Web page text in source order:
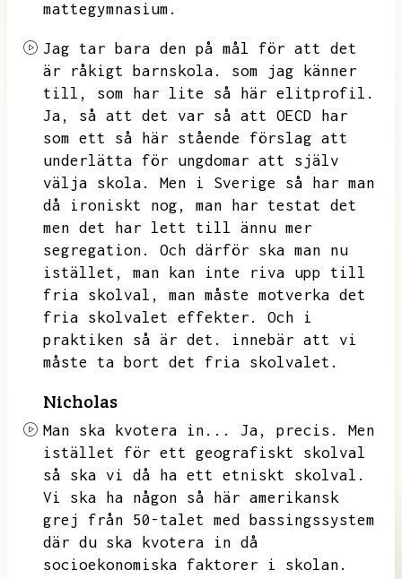
mattegymnasium.
Jag tar bara den på mål för att det
är råkigt barnskola.
som jag känner
till,
som har lite så här elitprofil.
Ja,
så att det var så att OECD har
som ett så här stående förslag att
underlätta för ungdomar att själv
välja skola.
Men i Sverige så har man
då ironiskt nog,
man har testat det
men det har lett till ännu mer
segregation.
Och därför ska man nu
istället,
man kan inte riva upp till
fria skolval,
man måste motverka det
fria skolvalet effekter.
Och i
praktiken så är det.
innebär att vi
måste ta bort det fria skolvalet.
Nicholas
Man ska kvotera in... Ja, precis.
Men
istället för ett geografiskt skolval
så ska vi då ha ett etniskt skolval.
Vi ska ha någon så här amerikansk
grej från 50-talet med bassingssystem
där du ska kvotera in då
socioekonomiska faktorer i skolan.